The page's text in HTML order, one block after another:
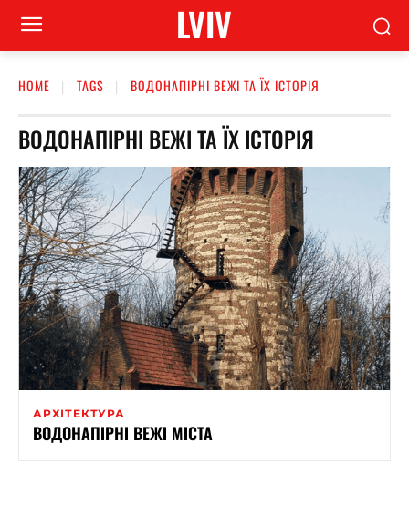
LVIV
HOME TAGS ВОДОНАПІРНІ ВЕЖІ ТА ЇХ ІСТОРІЯ
ВОДОНАПІРНІ ВЕЖІ ТА ЇХ ІСТОРІЯ
АРХІТЕКТУРА
ВОДОНАПІРНІ ВЕЖІ МІСТА